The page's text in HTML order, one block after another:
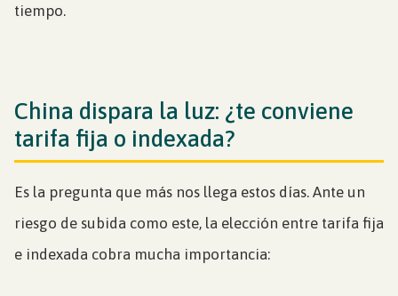
tiempo.
China dispara la luz: ¿te conviene
tarifa fija o indexada?
Es la pregunta que más nos llega estos días. Ante un
riesgo de subida como este, la elección entre tarifa fija
e indexada cobra mucha importancia: